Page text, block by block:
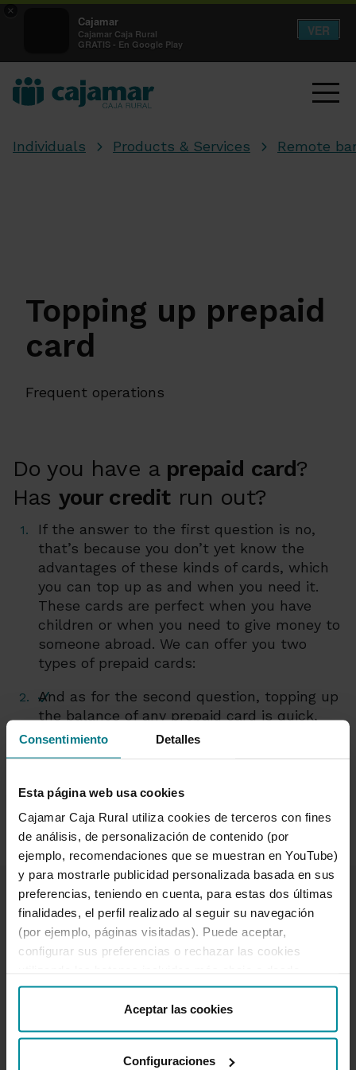
Consentimiento Detalles
Esta página web usa cookies
Cajamar Caja Rural utiliza cookies de terceros con fines
de análisis, de personalización de contenido (por
ejemplo, recomendaciones que se muestran en YouTube)
y para mostrarle publicidad personalizada basada en sus
preferencias, teniendo en cuenta, para estas dos últimas
finalidades, el perfil realizado al seguir su navegación
(por ejemplo, páginas visitadas). Puede aceptar,
configurar sus preferencias o rechazar las cookies
“Detalles”. También puede obtener más información, así
como cambiar el consentimiento en cualquier momento
desde nuestraPolítica de Cookies.
Aceptar las cookies
Configuraciones
×
Cajamar
Cajamar Caja Rural
GRATIS - En Google Play
VER
Individuals Products & Services Remote
Topping up prepaid
card
Frequent operations
Do you have a prepaid card?
Has your creditrun out?
If the answer to the first question is no,
that’s because you don’t yet know the
advantages of these kinds of cards, which
you can top up as and when you need it.
These cards are perfect when you have
children or when you need to give money to
someone abroad. We can offer you two
types of prepaid cards:
And as for the second question, topping up
the balance of any prepaid card is quick,
simple and secure through electronic or
phone banking, or using your nearest ATM,
can use the money almost immediately.
Complaints and claims
Branches and ATMs
Unlock online banking access